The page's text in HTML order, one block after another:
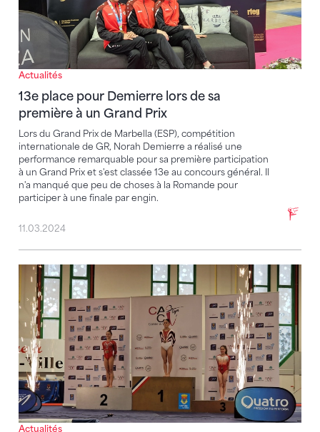
Actualités
13e place pour Demierre lors de sa
première à un Grand Prix
Lors du Grand Prix de Marbella (ESP), compétition
internationale de GR, Norah Demierre a réalisé une
performance remarquable pour sa première participation
à un Grand Prix et s'est classée 13e au concours général. Il
n'a manqué que peu de choses à la Romande pour
participer à une finale par engin.
11.03.2024
Actualités
Deux médailles pour Lia Schumacher